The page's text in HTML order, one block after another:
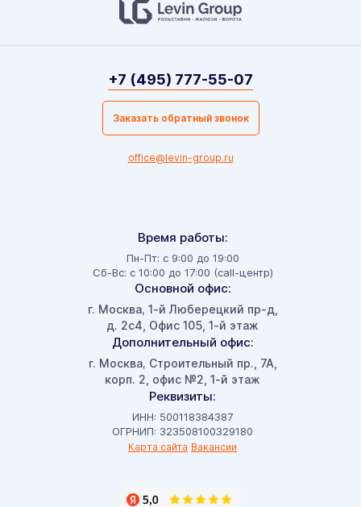
Время работы:
Пн-Пт: с 9:00 до 19:00
Сб-Вс: с 10:00 до 17:00 (call-центр)
Основной офис:
г. Москва, 1-й Люберецкий пр-д,
д. 2с4, Офис 105, 1-й этаж
Дополнительный офис:
г. Москва, Строительный пр., 7А,
корп. 2, офис №2, 1-й этаж
Реквизиты:
ИНН: 500118384387
ОГРНИП: 323508100329180
Карта сайта Вакансии
+7 (495) 777-55-07
Заказать обратный звонок
office@levin-group.ru